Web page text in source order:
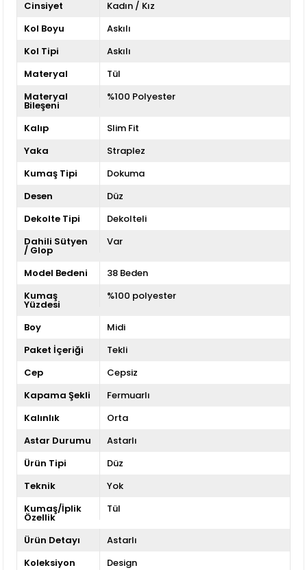
Cinsiyet
Kadın / Kız
Kol Boyu
Askılı
Kol Tipi
Askılı
Materyal
Tül
Materyal
Bileşeni
%100 Polyester
Kalıp
Slim Fit
Yaka
Straplez
Kumaş Tipi
Dokuma
Desen
Düz
Dekolte Tipi
Dekolteli
Dahili Sütyen
/ Glop
Var
Model Bedeni
38 Beden
Kumaş
Yüzdesi
%100 polyester
Boy
Midi
Paket İçeriği
Tekli
Cep
Cepsiz
Kapama Şekli
Fermuarlı
Kalınlık
Orta
Astar Durumu
Astarlı
Ürün Tipi
Düz
Teknik
Yok
Kumaş/İplik
Özellik
Tül
Ürün Detayı
Astarlı
Koleksiyon
Design